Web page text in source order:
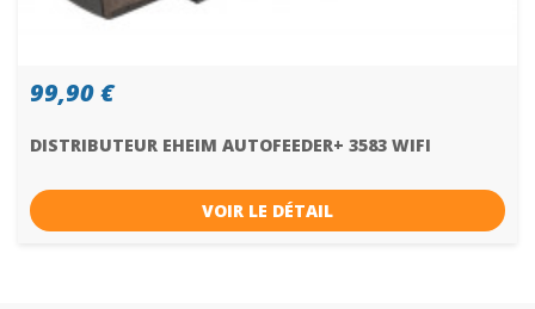
99,90 €
DISTRIBUTEUR EHEIM AUTOFEEDER+ 3583 WIFI
VOIR LE DÉTAIL